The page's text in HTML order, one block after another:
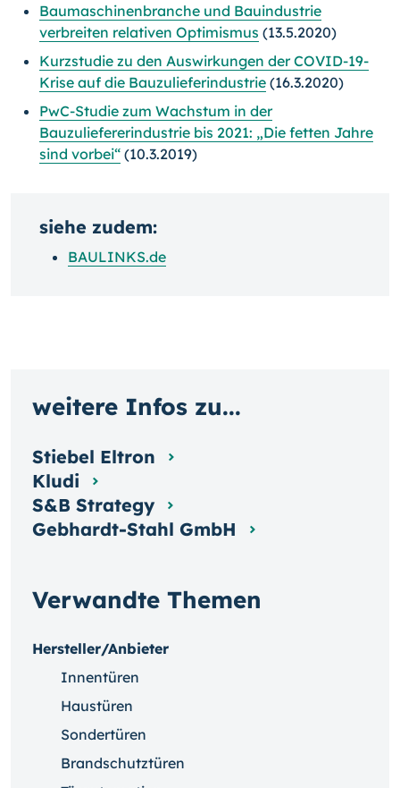
Baumaschinenbranche und Bauindustrie
verbreiten relativen Optimismus (13.5.2020)
Kurzstudie zu den Auswirkungen der COVID-19-
Krise auf die Bauzulieferindustrie (16.3.2020)
PwC-Studie zum Wachstum in der
Bauzuliefererindustrie bis 2021: „Die fetten Jahre
sind vorbei“ (10.3.2019)
siehe zudem:
BAULINKS.de
Verwandte Themen
Hersteller/Anbieter
Innentüren
Haustüren
Sondertüren
Brandschutztüren
weitere Infos zu...
Stiebel Eltron
Kludi
S&B Strategy
Gebhardt-Stahl GmbH